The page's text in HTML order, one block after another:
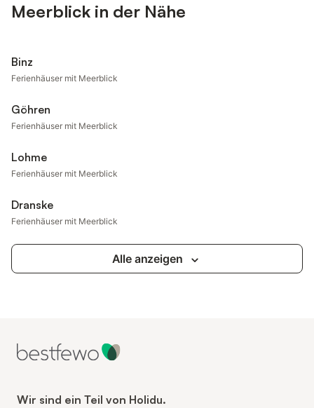
Meerblick in der Nähe
Binz
Ferienhäuser mit Meerblick
Göhren
Ferienhäuser mit Meerblick
Lohme
Ferienhäuser mit Meerblick
Dranske
Ferienhäuser mit Meerblick
Alle anzeigen
Wir sind ein Teil von Holidu.